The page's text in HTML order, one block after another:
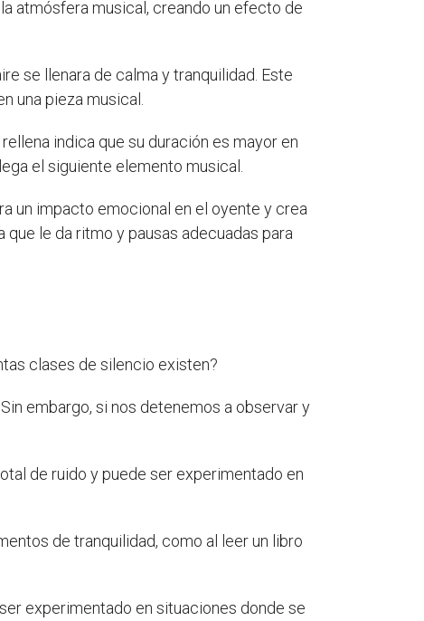
atmósfera musical, creando un efecto de
se llenara de calma y tranquilidad. Este
una pieza musical.
rellena indica que su duración es mayor en
el siguiente elemento musical.
un impacto emocional en el oyente y crea
le da ritmo y pausas adecuadas para
clases de silencio existen?
embargo, si nos detenemos a observar y
de ruido y puede ser experimentado en
de tranquilidad, como al leer un libro
experimentado en situaciones donde se